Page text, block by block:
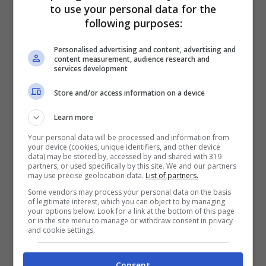
Sono i colleghi diSky Sporta riportarele
ultime di formazione di Cremonese-Milan,
con Leao che sarebbe dunque delegato in
panchina.
Una scelta ben precisa, presa da parte del
tecnico dei rossoneri, che andrà verso
un’altra soluzione per l’attacco. Una scelta
“a sorpresa”, considerando quelle che
saranno già le assenze pesantissime di
Giroud e Theo Hernandez nella formazione
to use your personal data for the
following purposes:
Personalised advertising and content, advertising and
content measurement, audience research and
services development
Store and/or access information on a device
Learn more
Your personal data will be processed and information from
your device (cookies, unique identifiers, and other device
data) may be stored by, accessed by and shared with 319
partners, or used specifically by this site. We and our partners
may use precise geolocation data. List of partners.
Some vendors may process your personal data on the basis
of legitimate interest, which you can object to by managing
your options below. Look for a link at the bottom of this page
or in the site menu to manage or withdraw consent in privacy
and cookie settings.